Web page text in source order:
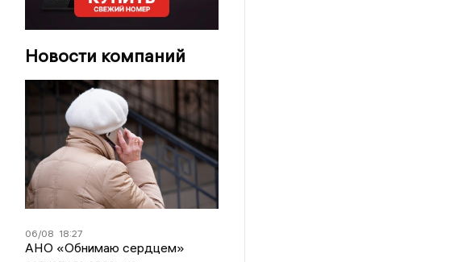
Новости компаний
06/08 18:27
АНО «Обнимаю сердцем»